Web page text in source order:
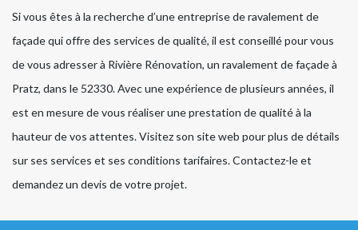
Si vous êtes à la recherche d’une entreprise de ravalement de
façade qui offre des services de qualité, il est conseillé pour vous
de vous adresser à Rivière Rénovation, un ravalement de façade à
Pratz, dans le 52330. Avec une expérience de plusieurs années, il
est en mesure de vous réaliser une prestation de qualité à la
hauteur de vos attentes. Visitez son site web pour plus de détails
sur ses services et ses conditions tarifaires. Contactez-le et
demandez un devis de votre projet.